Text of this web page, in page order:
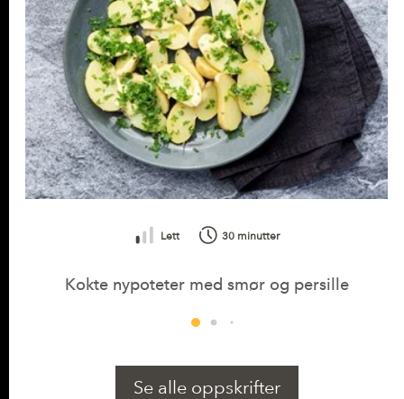
Lett 30 minutter
Kokte nypoteter med smør og persille
Se alle oppskrifter